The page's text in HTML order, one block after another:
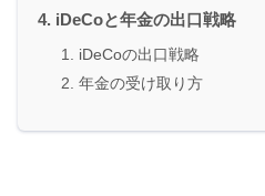
iDeCoと年金の出口戦略
iDeCoの出口戦略
年金の受け取り方